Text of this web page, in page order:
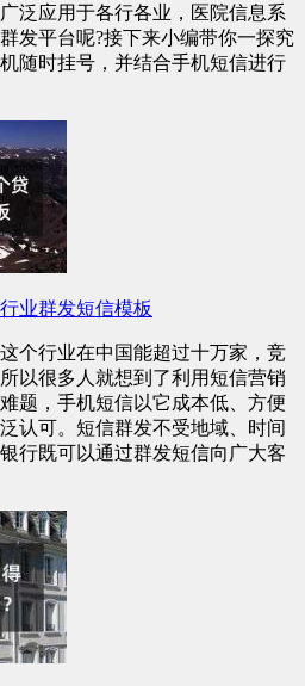
泛应用于各行各业，医院信息系
发平台呢?接下来小编带你一探究
随时挂号，并结合手机短信进行
业群发短信模板
个行业在中国能超过十万家，竞
以很多人就想到了利用短信营销
题，手机短信以它成本低、方便
认可。短信群发不受地域、时间
行既可以通过群发短信向广大客